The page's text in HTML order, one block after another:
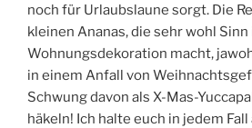
noch für Urlaubslaune sorgt. Die
kleinen Ananas, die sehr wohl
Wohnungsdekoration macht,
in einem Anfall von
Schwung davon als X-Mas-
häkeln! Ich halte euch in jedem